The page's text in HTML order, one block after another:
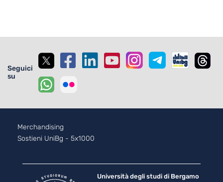
Seguici
su
Footer - 2
Merchandising
Sostieni UniBg - 5x1000
Università degli studi di Bergamo